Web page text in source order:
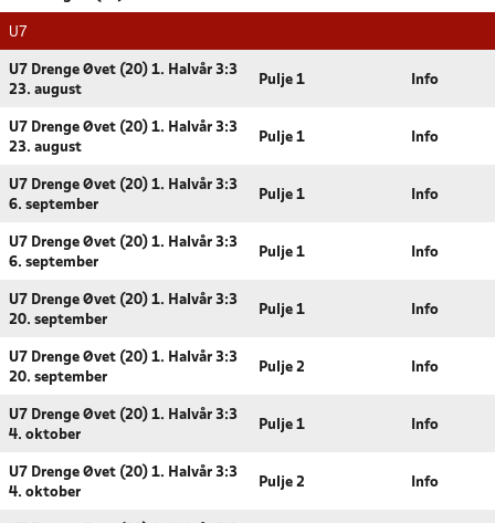
U7
U7 Drenge Øvet (20) 1. Halvår 3:3
23. august
Pulje 1 Info
U7 Drenge Øvet (20) 1. Halvår 3:3
23. august
Pulje 1 Info
U7 Drenge Øvet (20) 1. Halvår 3:3
6. september
Pulje 1 Info
U7 Drenge Øvet (20) 1. Halvår 3:3
6. september
Pulje 1 Info
U7 Drenge Øvet (20) 1. Halvår 3:3
20. september
Pulje 1 Info
U7 Drenge Øvet (20) 1. Halvår 3:3
20. september
Pulje 2 Info
U7 Drenge Øvet (20) 1. Halvår 3:3
4. oktober
Pulje 1 Info
U7 Drenge Øvet (20) 1. Halvår 3:3
4. oktober
Pulje 2 Info